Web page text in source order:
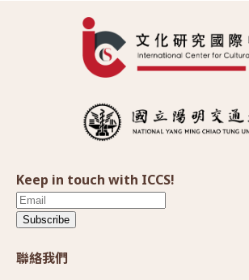
Keep in touch with ICCS!
Subscribe
聯絡我們